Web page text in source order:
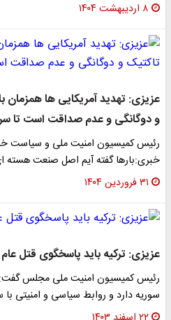
۸ اردیبهشت ۱۴۰۴
عزیزی: تهدید آمریکایی ها همزمان
و دوگانگی و عدم صداقت است تا
رئیس کمیسیون امنیت ملی و سیاست
خبری:بارها گفته آیم اصل صنعت هسته
۳۱ فروردین ۱۴۰۴
عزیزی: ترکیه باید پاسخگوی قتل
رئیس کمیسیون امنیت ملی مجلس گفت:
سوریه دارد و روابط سیاسی و امنیتی